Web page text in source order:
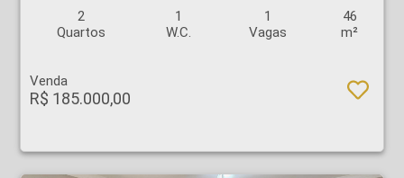
2
Quartos
1
W.C.
1
Vagas
46
m²
Venda
R$ 185.000,00